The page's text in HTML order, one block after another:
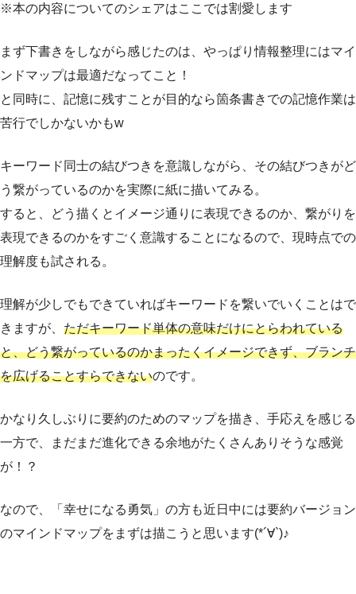
※本の内容についてのシェアはここでは割愛します
まず下書きをしながら感じたのは、やっぱり情報整理にはマイ
ンドマップは最適だなってこと！
と同時に、記憶に残すことが目的なら箇条書きでの記憶作業は
苦行でしかないかもw
キーワード同士の結びつきを意識しながら、その結びつきがど
う繋がっているのかを実際に紙に描いてみる。
すると、どう描くとイメージ通りに表現できるのか、繋がりを
表現できるのかをすごく意識することになるので、現時点での
理解度も試される。
理解が少しでもできていればキーワードを繋いでいくことはで
きますが、 ただキーワード単体の意味だけにとらわれている
と、どう繋がっているのかまったくイメージできず、ブランチ
を広げることすらできないのです。
かなり久しぶりに要約のためのマップを描き、手応えを感じる
一方で、まだまだ進化できる余地がたくさんありそうな感覚
が！？
なので、「幸せになる勇気」の方も近日中には要約バージョン
のマインドマップをまずは描こうと思います(*´∀`)♪